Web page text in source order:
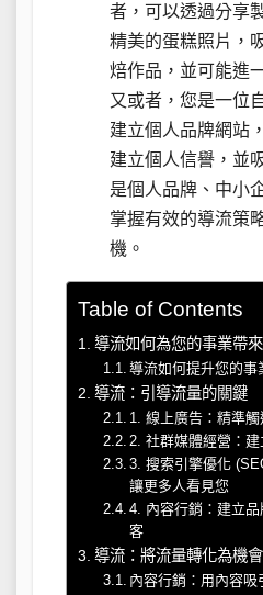
者，可以透過分享
精美的蛋糕照片，
焙作品，並可能進
又或者，您是一位
建立個人品牌網站
建立個人信譽，並
是個人品牌、中小
掌握有效的導流策
機。
Table of Contents
導流如何為您的事業帶
導流如何提升您的事
導流：引導流量的關鍵
1. 線上廣告：精準
2. 社群媒體經營：
3. 搜索引擎優化
讓更多人看見您
4. 內容行銷：建立
客
導流：將流量轉化為機會
內容行銷：用內容吸